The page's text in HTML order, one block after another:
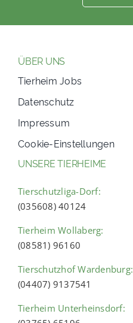
ÜBER UNS
Tierheim Jobs
Datenschutz
Impressum
Cookie-Einstellungen
UNSERE TIERHEIME
Tierschutzliga-Dorf:
(035608) 40124
Tierheim Wollaberg:
(08581) 96160
Tierschutzhof Wardenburg:
(04407) 9137541
Tierheim Unterheinsdorf: